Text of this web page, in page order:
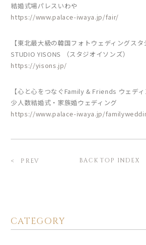
CATEGORY
結婚式場パレスいわや
https://www.palace-iwaya.jp/fair/
【東北最大級の韓国フォトウェディングスタ
STUDIO YISONS （スタジオイソンズ）
https://yisons.jp/
【心と心をつなぐFamily & Friends ウェディ
少人数結婚式・家族婚ウェディング
https://www.palace-iwaya.jp/
PREV BACK TOP INDEX